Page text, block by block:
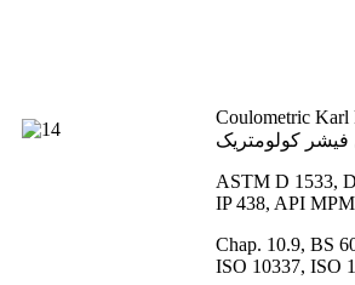
Coulometric Karl
فیشر کولومتریک
ASTM D 1533,
IP 438, API
Chap. 10.9, BS
ISO 10337, ISO